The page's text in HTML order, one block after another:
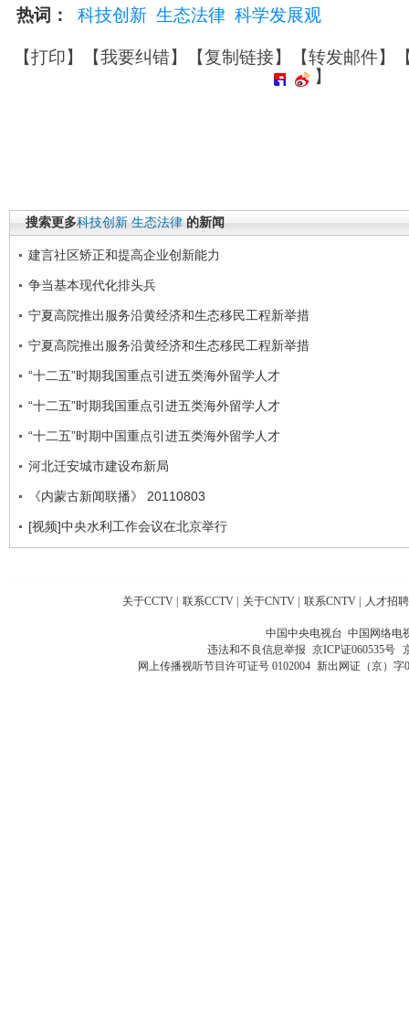
热词： 科技创新 生态法律 科学发展观
【打印】【我要纠错】【复制链接】【转发邮件】
】
搜索更多科技创新 生态法律 的新闻
建言社区矫正和提高企业创新能力
争当基本现代化排头兵
宁夏高院推出服务沿黄经济和生态移民工程新举措
宁夏高院推出服务沿黄经济和生态移民工程新举措
“十二五”时期我国重点引进五类海外留学人才
“十二五”时期我国重点引进五类海外留学人才
“十二五”时期中国重点引进五类海外留学人才
河北迁安城市建设布新局
《内蒙古新闻联播》 20110803
[视频]中央水利工作会议在北京举行
关于CCTV | 联系CCTV | 关于CNTV | 联系CNTV | 人才招聘
中国中央电视台 中国网络电
违法和不良信息举报 京ICP证060535号
网上传播视听节目许可证号 0102004 新出网证（京）